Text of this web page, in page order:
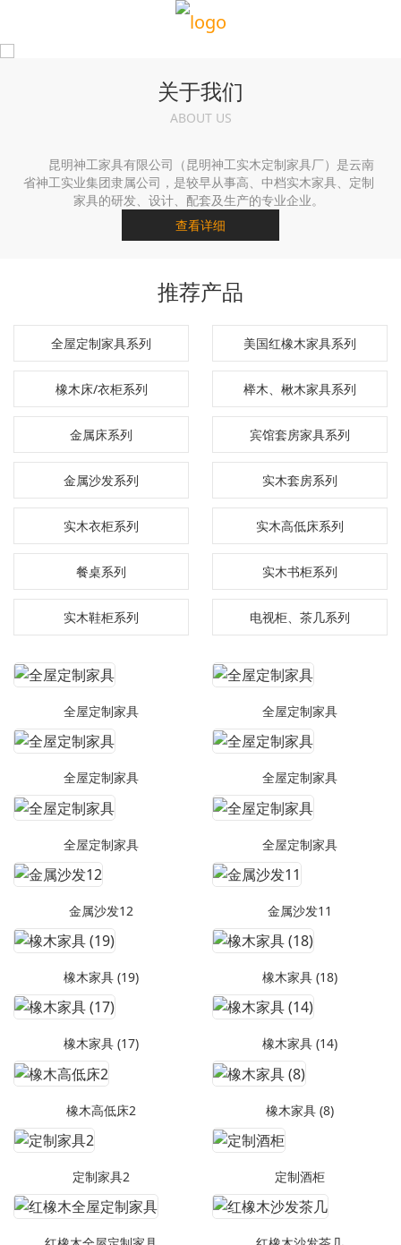
关于我们
ABOUT US
昆明神工家具有限公司（昆明神工实木定制家具厂）是云南
省神工实业集团隶属公司，是较早从事高、中档实木家具、定制
家具的研发、设计、配套及生产的专业企业。
查看详细
推荐产品
全屋定制家具系列 美国红橡木家具系列
橡木床/衣柜系列 榉木、楸木家具系列
金属床系列 宾馆套房家具系列
金属沙发系列 实木套房系列
实木衣柜系列 实木高低床系列
餐桌系列 实木书柜系列
实木鞋柜系列 电视柜、茶几系列
全屋定制家具 全屋定制家具
全屋定制家具 全屋定制家具
全屋定制家具 全屋定制家具
金属沙发12 金属沙发11
橡木家具 (19) 橡木家具 (18)
橡木家具 (17) 橡木家具 (14)
橡木高低床2 橡木家具 (8)
定制家具2 定制酒柜